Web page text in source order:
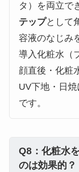
タ）を両立で
テップとして
容液のなじみ
導入化粧水（
顔直後・化粧
UV下地・日
です。
Q8：化粧水
のは効果的？